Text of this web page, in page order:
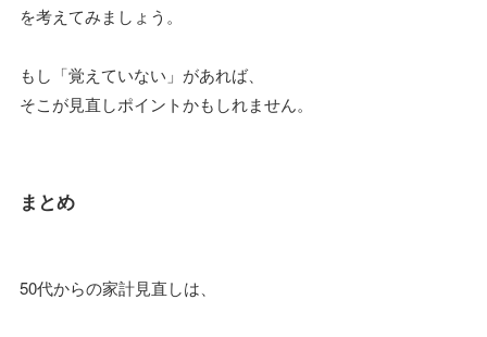
を考えてみましょう。
もし「覚えていない」があれば、
そこが見直しポイントかもしれません。
まとめ
50代からの家計見直しは、